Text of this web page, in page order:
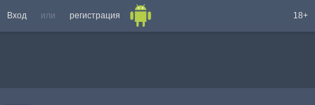
Вход или регистрация 18+